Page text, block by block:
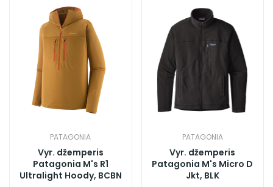
PATAGONIA
Vyr. džemperis
Patagonia M's R1
Ultralight Hoody, BCBN
PATAGONIA
Vyr. džemperis
Patagonia M's Micro D
Jkt, BLK